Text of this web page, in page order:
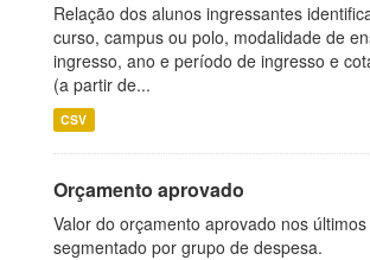
Relação dos alunos ingressantes
curso, campus ou polo, modalidade de
ingresso, ano e período de ingresso e
(a partir de...
CSV
Orçamento aprovado
Valor do orçamento aprovado nos
segmentado por grupo de despesa.